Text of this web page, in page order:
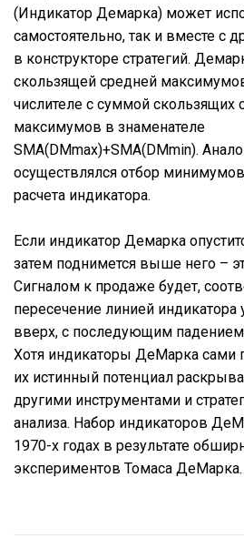
(Индикатор Демарка) может
самостоятельно, так и вместе с
в конструкторе стратегий.
скользящей средней
числителе с суммой
максимумов в знаменателе
SMA(DMmax)+SMA(DMmin).
осуществлялся отбор
расчета индикатора.
Если индикатор Демарка
затем поднимется выше него –
Сигналом к продаже будет,
пересечение линией индикатора
вверх, с последующим падением
Хотя индикаторы ДеМарка сами
их истинный потенциал
другими инструментами и
анализа. Набор индикаторов
1970-х годах в результате
экспериментов Томаса ДеМарка.